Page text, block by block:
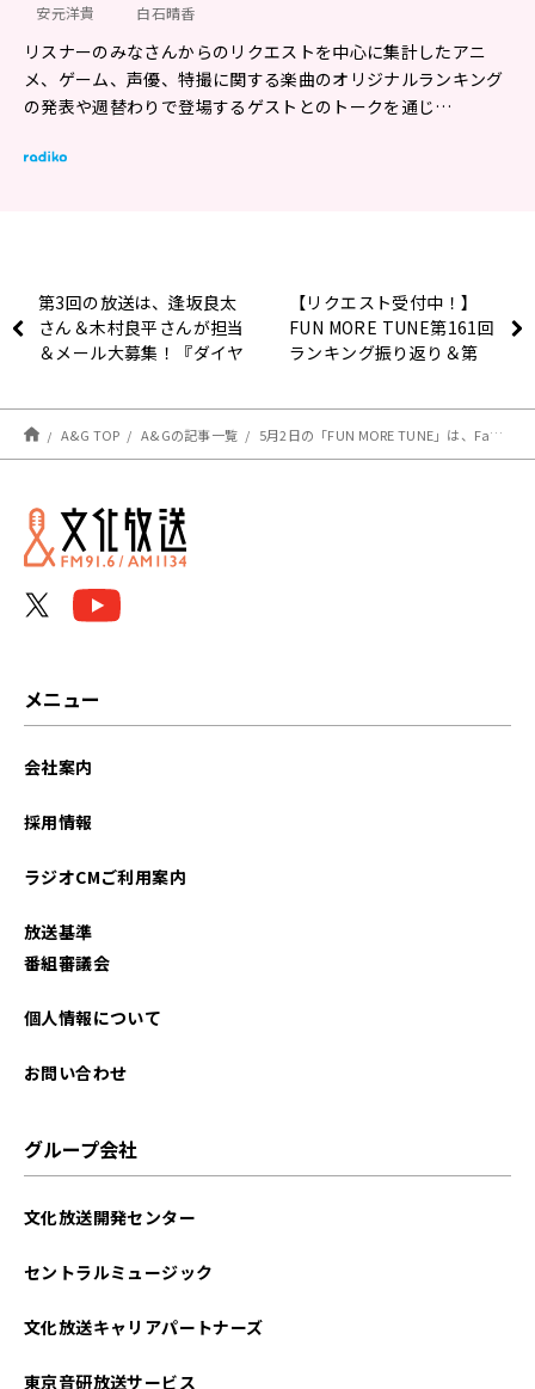
安元洋貴 白石晴香
リスナーのみなさんからのリクエストを中心に集計したアニ
メ、ゲーム、声優、特撮に関する楽曲のオリジナルランキング
の発表や週替わりで登場するゲストとのトークを通じ…
第3回の放送は、逢坂良太
さん＆木村良平さんが担当
＆メール大募集！『ダイヤ
【リクエスト受付中！】
FUN MORE TUNE第161回
ランキング振り返り＆第
A&G TOP A&Gの記事一覧 5月2日の「FUN MORE TUNE」は、Faulieu.がゲストに初登場！
メニュー
会社案内
採用情報
ラジオCMご利用案内
放送基準
番組審議会
個人情報について
お問い合わせ
グループ会社
文化放送開発センター
セントラルミュージック
文化放送キャリアパートナーズ
東京音研放送サービス